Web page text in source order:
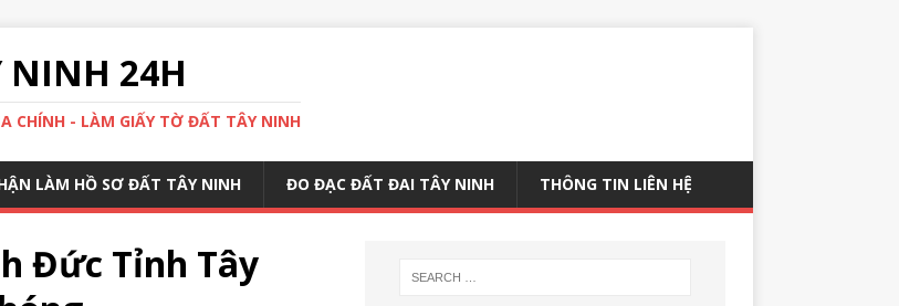
NINH 24H
CHÍNH - LÀM GIẤY TỜ ĐẤT TÂY NINH
LÀM HỒ SƠ ĐẤT TÂY NINH ĐO ĐẠC ĐẤT ĐAI TÂY NINH THÔNG TIN LIÊN HỆ
Đức Tỉnh Tây